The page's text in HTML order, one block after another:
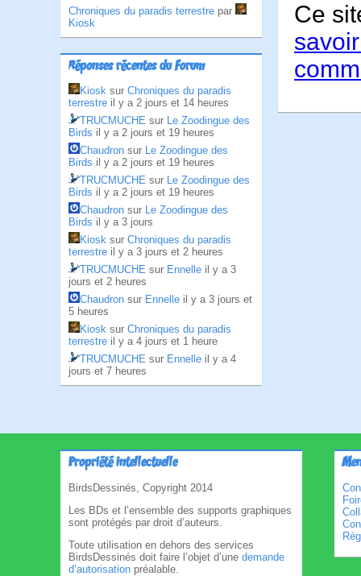
Chroniques du paradis terrestre par
Kiosk
Réponses récentes du Forum
Kiosk sur Chroniques du paradis
terrestre il y a 2 jours et 14 heures
TRUCMUCHE sur Le Zoodingue des
Birds il y a 2 jours et 19 heures
Chaudron sur Le Zoodingue des
Birds il y a 2 jours et 19 heures
TRUCMUCHE sur Le Zoodingue des
Birds il y a 2 jours et 19 heures
Chaudron sur Le Zoodingue des
Birds il y a 3 jours
Kiosk sur Chroniques du paradis
terrestre il y a 3 jours et 2 heures
TRUCMUCHE sur Ennelle il y a 3
jours et 2 heures
Chaudron sur Ennelle il y a 3 jours et
5 heures
Kiosk sur Chroniques du paradis
terrestre il y a 4 jours et 1 heure
TRUCMUCHE sur Ennelle il y a 4
jours et 7 heures
Ce
Propriété intellectuelle
BirdsDessinés, Copyright 2014
Les BDs et l’ensemble des supports graphiques
sont protégés par droit d’auteurs.
Toute utilisation en dehors des services
BirdsDessinés doit faire l’objet d’une demande
d’autorisation préalable.